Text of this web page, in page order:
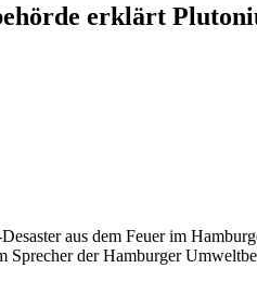
erklärt
aus dem Feuer im
der Hamburger